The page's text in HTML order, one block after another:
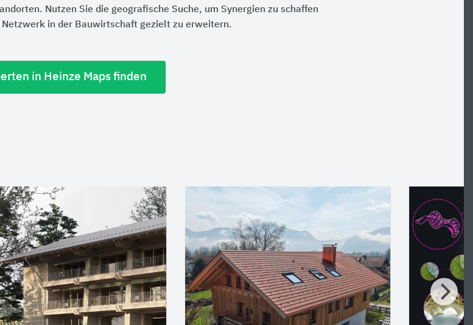
Nutzen Sie die geografische Suche, um Synergien zu schaffen
in der Bauwirtschaft gezielt zu erweitern.
in Heinze Maps finden